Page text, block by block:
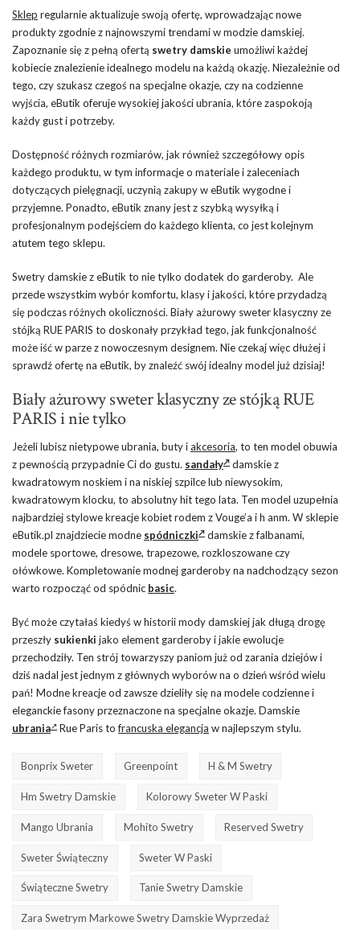
Sklep regularnie aktualizuje swoją ofertę, wprowadzając nowe
produkty zgodnie z najnowszymi trendami w modzie damskiej.
Zapoznanie się z pełną ofertą swetry damskie umożliwi każdej
kobiecie znalezienie idealnego modelu na każdą okazję. Niezależnie od
tego, czy szukasz czegoś na specjalne okazje, czy na codzienne
wyjścia, eButik oferuje wysokiej jakości ubrania, które zaspokoją
każdy gust i potrzeby.
Dostępność różnych rozmiarów, jak również szczegółowy opis
każdego produktu, w tym informacje o materiale i zaleceniach
dotyczących pielęgnacji, uczynią zakupy w eButik wygodne i
przyjemne. Ponadto, eButik znany jest z szybką wysyłką i
profesjonalnym podejściem do każdego klienta, co jest kolejnym
atutem tego sklepu.
Swetry damskie z eButik to nie tylko dodatek do garderoby. Ale
przede wszystkim wybór komfortu, klasy i jakości, które przydadzą
się podczas różnych okoliczności. Biały ażurowy sweter klasyczny ze
stójką RUE PARIS to doskonały przykład tego, jak funkcjonalność
może iść w parze z nowoczesnym designem. Nie czekaj więc dłużej i
sprawdź ofertę na eButik, by znaleźć swój idealny model już dzisiaj!
Biały ażurowy sweter klasyczny ze stójką RUE
PARIS i nie tylko
Jeżeli lubisz nietypowe ubrania, buty iakcesoria, to ten model obuwia
z pewnością przypadnie Ci do gustu. sandały
damskie z
kwadratowym noskiem i na niskiej szpilce lub niewysokim,
kwadratowym klocku, to absolutny hit tego lata. Ten model uzupełnia
najbardziej stylowe kreacje kobiet rodem z Vouge’a i h anm. W sklepie
eButik.pl znajdziecie modne spódniczki
damskie z falbanami,
modele sportowe, dresowe, trapezowe, rozkloszowane czy
ołówkowe. Kompletowanie modnej garderoby na nadchodzący sezon
warto rozpocząć od spódnic basic.
Być może czytałaś kiedyś w historii mody damskiej jak długą drogę
przeszły sukienki jako element garderoby i jakie ewolucje
przechodziły. Ten strój towarzyszy paniom już od zarania dziejów i
dziś nadal jest jednym z głównych wyborów na o dzień wśród wielu
pań! Modne kreacje od zawsze dzieliły się na modele codzienne i
eleganckie fasony przeznaczone na specjalne okazje. Damskie
ubrania
Rue Paris tofrancuska elegancja w najlepszym stylu.
Bonprix Sweter Greenpoint H & M Swetry
Hm Swetry Damskie Kolorowy Sweter W Paski
Mango Ubrania Mohito Swetry Reserved Swetry
Sweter Świąteczny Sweter W Paski
Świąteczne Swetry Tanie Swetry Damskie
Zara Swetrym Markowe Swetry Damskie Wyprzedaż